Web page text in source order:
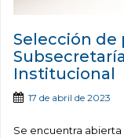
Selección de
Institucional
17 de abril de 2023
Se encuentra